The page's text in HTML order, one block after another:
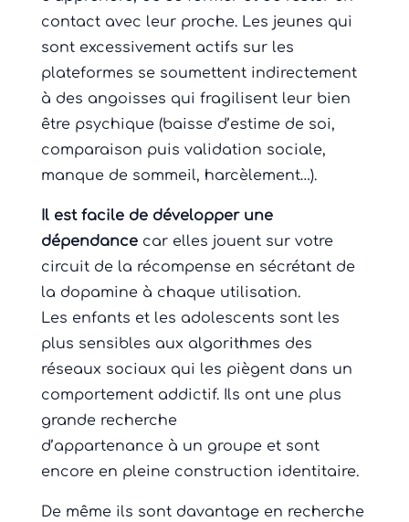
contact avec leur proche. Les jeunes qui
sont excessivement actifs sur les
plateformes se soumettent indirectement
à des angoisses qui fragilisent leur bien
être psychique (baisse d’estime de soi,
comparaison puis validation sociale,
manque de sommeil, harcèlement…).
Il est facile de développer une
dépendancecar elles jouent sur votre
circuit de la récompense en sécrétant de
la dopamine à chaque utilisation.
Les enfants et les adolescents sont les
plus sensibles aux algorithmes des
réseaux sociaux qui les piègent dans un
comportement addictif. Ils ont une plus
grande recherche
d’appartenance à un groupe et sont
encore en pleine construction identitaire.
De même ils sont davantage en recherche